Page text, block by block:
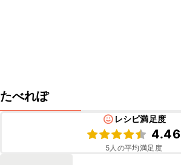
たべれぽ
レシピ満足度
4.46
5人の平均満足度